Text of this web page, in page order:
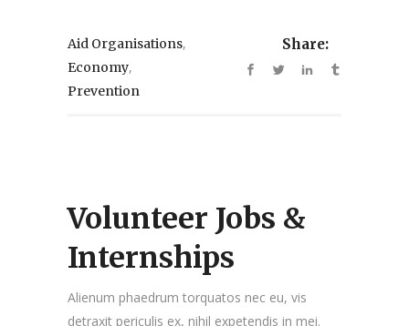
Aid Organisations,
Economy,
Prevention
Share:
Volunteer Jobs &
Internships
Alienum phaedrum torquatos nec eu, vis
detraxit periculis ex, nihil expetendis in mei.